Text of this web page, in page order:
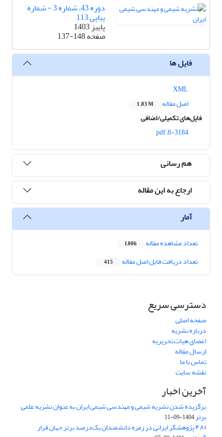
دوره 43، شماره 3 - شماره
پیاپی 113
پاییز 1403
صفحه137-148
فایل ها
اصل مقاله
1.83 M
فایل‌های تکمیلی/اضافی
8-3184.pdf
هم رسانی
ارجاع به این مقاله
آمار
تعداد مشاهده مقاله 1,006
تعداد دریافت فایل اصل مقاله 415
دسترسی سریع
صفحه اصلی
درباره نشریه
اعضای هیات تحریریه
ارسال مقاله
تماس با ما
نقشه سایت
آخرین اخبار
برگزیده شدن نشریه شیمی و مهندسی شیمی ایران به عنوان نشریه علمی
برتر1404-09-11
۴۸۱ پژوهشگر ایرانی در زمره دانشمندان یک‌درصد برتر جهان قرار